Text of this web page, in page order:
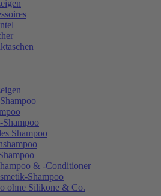
Shampoo
& -Conditioner
Shampoo
ohne Silikone & Co.